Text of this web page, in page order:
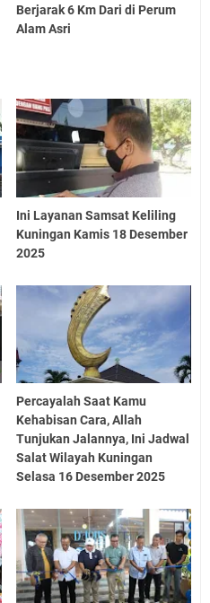
Berjarak 6 Km Dari di Perum
Alam Asri
Ini Layanan Samsat Keliling
Kuningan Kamis 18 Desember
2025
Percayalah Saat Kamu
Kehabisan Cara, Allah
Tunjukan Jalannya, Ini Jadwal
Salat Wilayah Kuningan
Selasa 16 Desember 2025